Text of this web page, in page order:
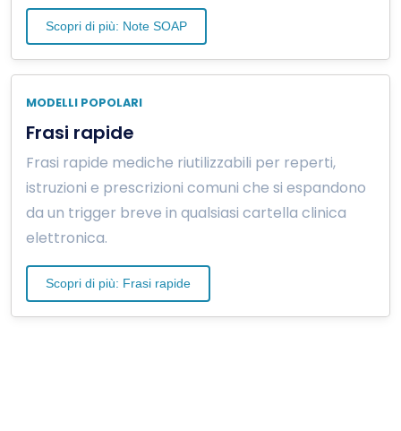
Scopri di più: Note SOAP
MODELLI POPOLARI
Frasi rapide
Frasi rapide mediche riutilizzabili per reperti,
istruzioni e prescrizioni comuni che si espandono
da un trigger breve in qualsiasi cartella clinica
elettronica.
Scopri di più: Frasi rapide